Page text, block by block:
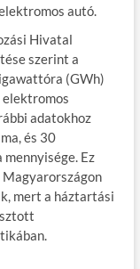
autó.
Hivatal
szerint a
(GWh)
adatokhoz
és 30
Ez
Magyarországon
mert a háztartási